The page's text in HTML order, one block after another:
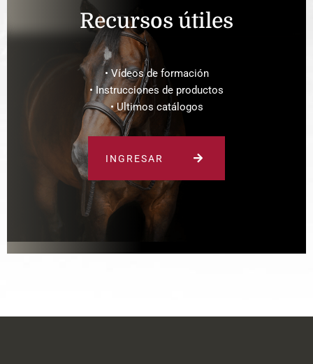
Recursos útiles
• Vídeos de formación
• Instrucciones de productos
• Ultimos catálogos
INGRESAR